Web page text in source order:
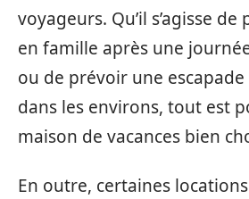
voyageurs. Qu’il s’agisse
en famille après une
ou de prévoir une
dans les environs, tout est
maison de vacances bien
En outre, certaines